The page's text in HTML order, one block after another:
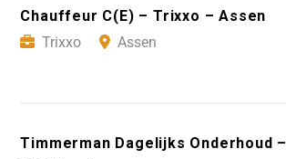
Chauffeur C(E) – Trixxo – Assen
Trixxo
Assen
Timmerman Dagelijks Onderhoud –